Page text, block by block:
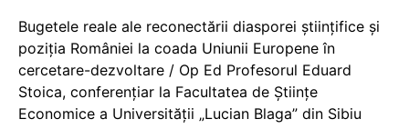
Bugetele reale ale reconectării diasporei științifice și
poziția României la coada Uniunii Europene în
cercetare-dezvoltare / Op Ed Profesorul Eduard
Stoica, conferențiar la Facultatea de Științe
Economice a Universității „Lucian Blaga” din Sibiu